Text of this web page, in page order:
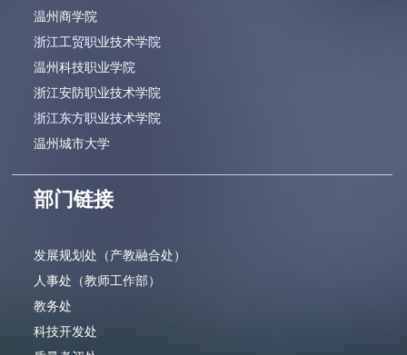
温州商学院
浙江工贸职业技术学院
温州科技职业学院
浙江安防职业技术学院
浙江东方职业技术学院
温州城市大学
部门链接
发展规划处（产教融合处）
人事处（教师工作部）
教务处
科技开发处